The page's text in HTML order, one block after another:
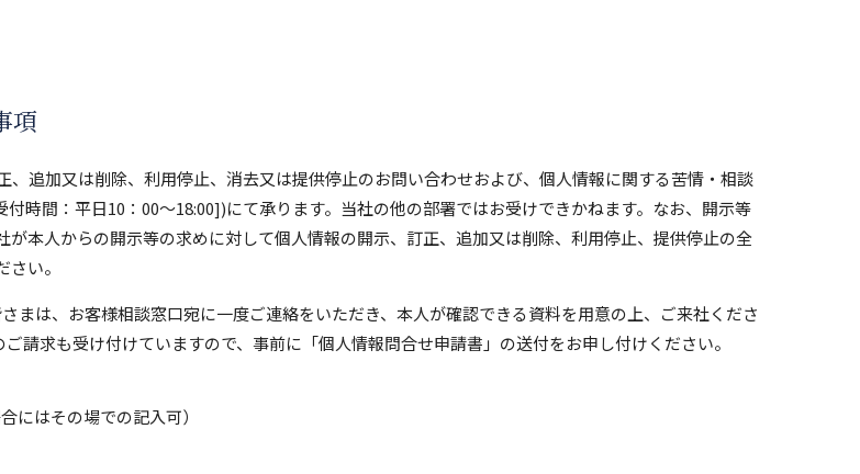
項
追加又は削除、利用停止、消去又は提供停止のお問い合わせおよび、個人情報に関する苦情・相談
時間：平日10：00～18:00])にて承ります。当社の他の部署ではお受けできかねます。なお、開示等
本人からの開示等の求めに対して個人情報の開示、訂正、追加又は削除、利用停止、提供停止の全
い。
まは、お客様相談窓口宛に一度ご連絡をいただき、本人が確認できる資料を用意の上、ご来社くださ
請求も受け付けていますので、事前に「個人情報問合せ申請書」の送付をお申し付けください。
にはその場での記入可）